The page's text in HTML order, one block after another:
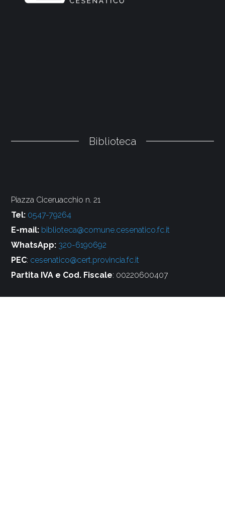
Biblioteca
Piazza Ciceruacchio n. 21
Tel: 0547-79264
E-mail: biblioteca@comune.cesenatico.fc.it
WhatsApp: 320-6190692
PEC: cesenatico@cert.provincia.fc.it
Partita IVA e Cod. Fiscale: 00220600407